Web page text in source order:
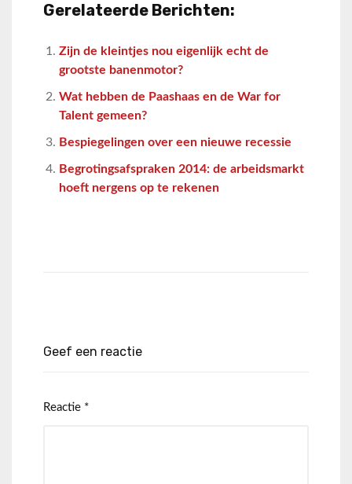
Gerelateerde Berichten:
Zijn de kleintjes nou eigenlijk echt de
grootste banenmotor?
Wat hebben de Paashaas en de War for
Talent gemeen?
Bespiegelingen over een nieuwe recessie
Begrotingsafspraken 2014: de arbeidsmarkt
hoeft nergens op te rekenen
Geef een reactie
Reactie *